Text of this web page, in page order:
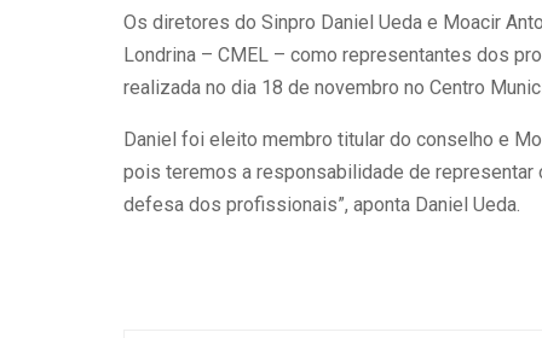
Os diretores do Sinpro Daniel Ueda e Moacir
Londrina – CMEL – como representantes dos
realizada no dia 18 de novembro no Centro
Daniel foi eleito membro titular do conselho e
pois teremos a responsabilidade de
defesa dos profissionais”, aponta Daniel Ueda.
que